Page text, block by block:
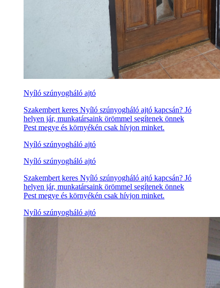
Nyíló szúnyogháló ajtó
Szakembert keres Nyíló szúnyogháló ajtó kapcsán? Jó
helyen jár, munkatársaink örömmel segítenek önnek
Pest megye és környékén csak hívjon minket.
Nyíló szúnyogháló ajtó
Nyíló szúnyogháló ajtó
Szakembert keres Nyíló szúnyogháló ajtó kapcsán? Jó
helyen jár, munkatársaink örömmel segítenek önnek
Pest megye és környékén csak hívjon minket.
Nyíló szúnyogháló ajtó